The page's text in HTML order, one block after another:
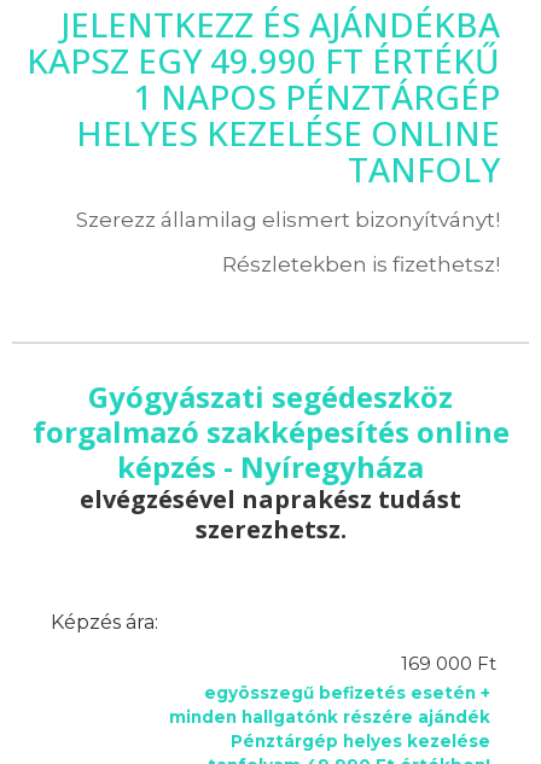
JELENTKEZZ ÉS AJÁNDÉKBA
KAPSZ EGY 49.990 FT ÉRTÉKŰ
1 NAPOS PÉNZTÁRGÉP
HELYES KEZELÉSE ONLINE
TANFOLY
Szerezz államilag elismert bizonyítványt!
Részletekben is fizethetsz!
Gyógyászati segédeszköz
forgalmazó szakképesítés online
képzés - Nyíregyháza
elvégzésével naprakész tudást
szerezhetsz.
Képzés ára:
169 000 Ft
egyösszegű befizetés esetén +
minden hallgatónk részére ajándék
Pénztárgép helyes kezelése